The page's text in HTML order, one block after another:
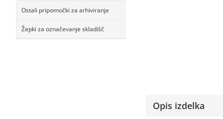
Ostali pripomočki za arhiviranje
Žepki za označevanje skladišč
Opis izdelka